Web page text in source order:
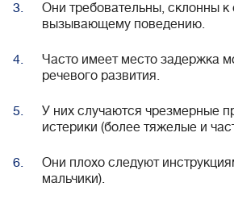
Они требовательны, склонны к
вызывающему поведению.
Часто имеет место задержка
речевого развития.
У них случаются чрезмерные
истерики (более тяжелые и
Они плохо следуют
мальчики).